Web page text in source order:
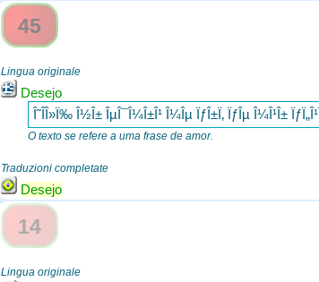
45
Lingua originale
Desejo
Î˜Î­Î»Ï‰ Î½Î± ÎµÎ¯Î¼Î±Î¹ Î¼Îµ ÏƒÎ±Ï‚ ÏƒÎµ Î¼Î¹Î±
O texto se refere a uma frase de amor.
Traduzioni completate
Desejo
14
Lingua originale